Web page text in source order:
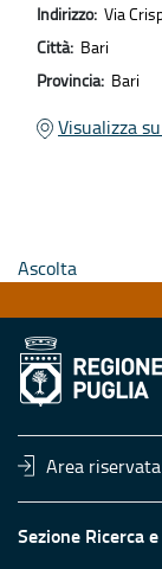
Indirizzo: Via
Città: Bari
Provincia: Bari
Visualizza
Ascolta
Area riservata
Sezione Ricerca